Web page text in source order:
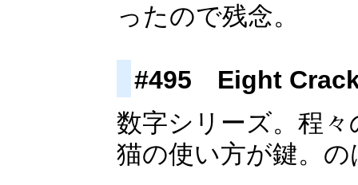
ったので残念。
#495 Eight
数字シリーズ。程
猫の使い方が鍵。